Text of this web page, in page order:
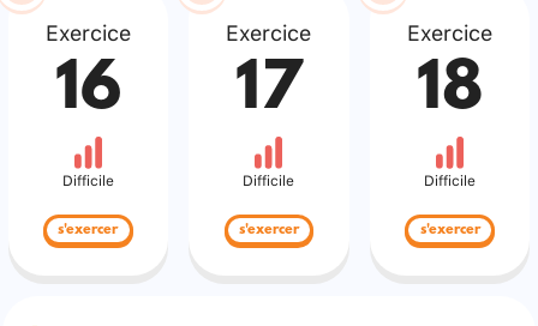
Exercice
16
Difficile
s'exercer
Exercice
17
Difficile
s'exercer
Exercice
18
Difficile
s'exercer